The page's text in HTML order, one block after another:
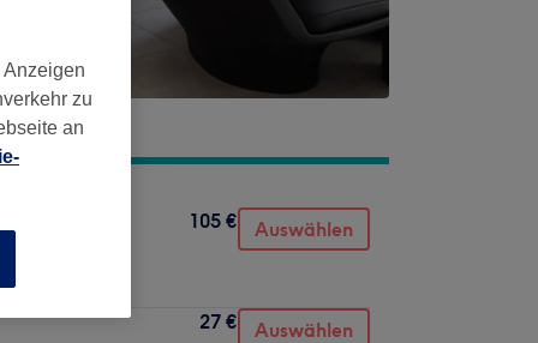
105 € Auswählen
27 € Auswählen
zu
an